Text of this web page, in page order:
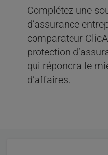
Complétez une
d’assurance
comparateur
protection
qui répondra le
d’affaires.